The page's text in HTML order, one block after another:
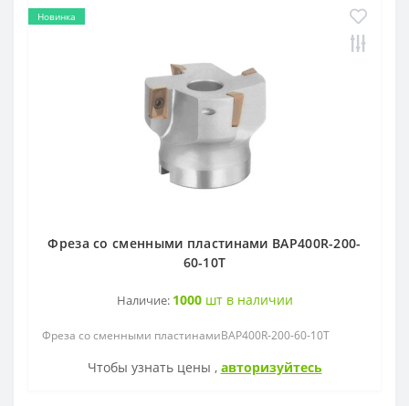
Новинка
Фреза со сменными пластинами BAP400R-200-
60-10T
Наличие: 1000шт в наличии
Фреза со сменными пластинамиBAP400R-200-60-10T
Чтобы узнать цены , авторизуйтесь